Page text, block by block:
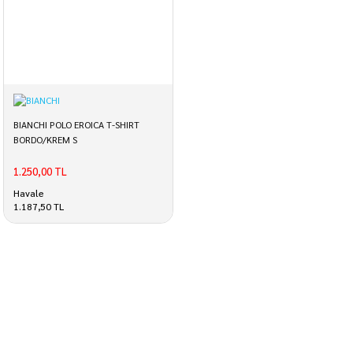
BIANCHI POLO EROICA T-SHIRT
BORDO/KREM S
1.250,00 TL
Havale
1.187,50 TL